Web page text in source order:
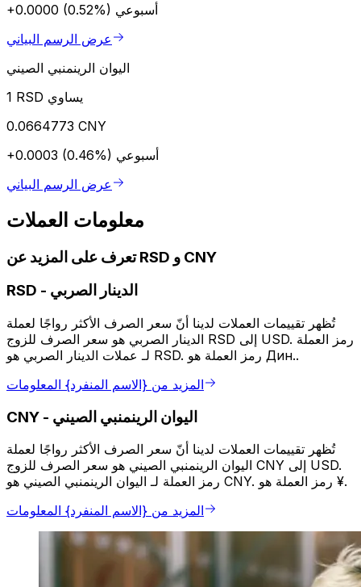
+0.0000 (0.52%) أسبوعي
عرض الرسم البياني
اليوان الرينمنبي الصيني
1 RSD يساوي
0.0664773 CNY
+0.0003 (0.46%) أسبوعي
عرض الرسم البياني
معلومات العملات
تعرف على المزيد عن RSD و CNY
RSD - الدينار الصربي
تُظهر تقييمات العملات لدينا أنّ سعر الصرف الأكثر رواجًا لعملة
الدينار الصربي هو سعر الصرف للزوج RSD إلى USD. رمز العملة
لـ عملات الدينار الصربي هو RSD. رمز العملة هو Дин..
المزيد من {الاسم المنفرد} المعلومات
CNY - اليوان الرينمنبي الصيني
تُظهر تقييمات العملات لدينا أنّ سعر الصرف الأكثر رواجًا لعملة
اليوان الرينمنبي الصيني هو سعر الصرف للزوج CNY إلى USD.
رمز العملة لـ اليوان الرينمنبي الصيني هو CNY. رمز العملة هو ¥.
المزيد من {الاسم المنفرد} المعلومات